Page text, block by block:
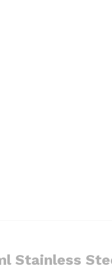
Stainless